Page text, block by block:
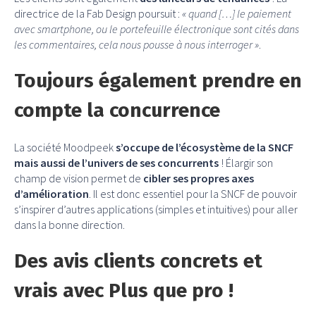
directrice de la Fab Design poursuit : « quand […] le paiement
avec smartphone, ou le portefeuille électronique sont cités dans
les commentaires, cela nous pousse à nous interroger »
Toujours également prendre en
compte la concurrence
La société Moodpeeks’occupe de l’écosystème de la SNCF
mais aussi de l’univers de ses concurrents ! Élargir son
champ de vision permet de cibler ses propres axes
d’amélioration . Il est donc essentiel pour la SNCF de pouvoir
s’inspirer d’autres applications (simples et intuitives) pour aller
dans la bonne direction.
Des avis clients concrets et
vrais avec Plus que pro !